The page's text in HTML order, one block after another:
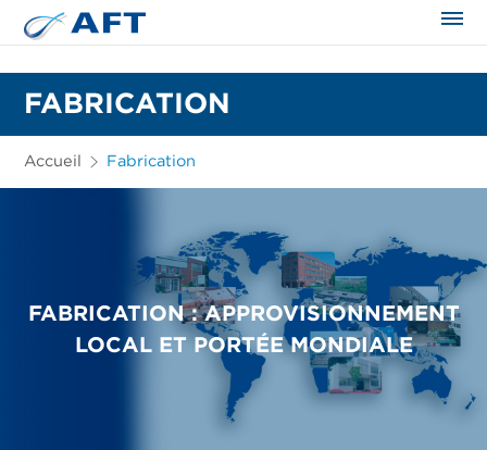
FABRICATION
Accueil Fabrication
FABRICATION : APPROVISIONNEMENT
LOCAL ET PORTÉE MONDIALE